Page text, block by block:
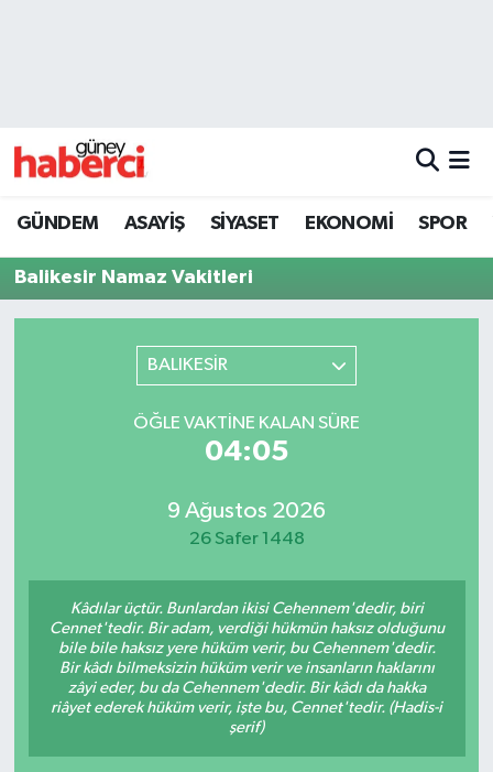
GÜNDEM ASAYİŞ SİYASET EKONOMİ SPOR
Balikesir Namaz Vakitleri
BALIKESİR
ÖĞLE VAKTINE KALAN SÜRE
04:05
9 Ağustos 2026
26 Safer 1448
Kâdılar üçtür. Bunlardan ikisi Cehennem'dedir, biri
Cennet'tedir. Bir adam, verdiği hükmün haksız olduğunu
bile bile haksız yere hüküm verir, bu Cehennem'dedir.
Bir kâdı bilmeksizin hüküm verir ve insanların haklarını
zâyi eder, bu da Cehennem'dedir. Bir kâdı da hakka
riâyet ederek hüküm verir, işte bu, Cennet'tedir. (Hadis-i
şerif)
Beyoğlu Trafik Yoğunluk Haritası
Haber Arşivi